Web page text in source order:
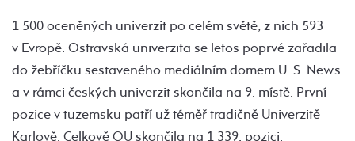
1 500 oceněných univerzit po celém světě, z nich 593
v Evropě. Ostravská univerzita se letos poprvé zařadila
do žebříčku sestaveného mediálním domem U. S. News
a v rámci českých univerzit skončila na 9. místě. První
pozice v tuzemsku patří už téměř tradičně Univerzitě
Karlově. Celkově OU skončila na 1 339. pozici.